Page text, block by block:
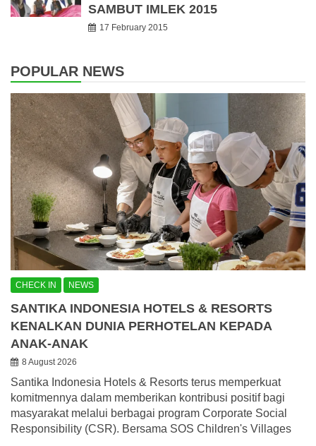
SAMBUT IMLEK 2015
17 February 2015
POPULAR NEWS
CHECK IN NEWS
SANTIKA INDONESIA HOTELS & RESORTS
KENALKAN DUNIA PERHOTELAN KEPADA
ANAK-ANAK
8 August 2026
Santika Indonesia Hotels & Resorts terus memperkuat
komitmennya dalam memberikan kontribusi positif bagi
masyarakat melalui berbagai program Corporate Social
Responsibility (CSR). Bersama SOS Children's Villages